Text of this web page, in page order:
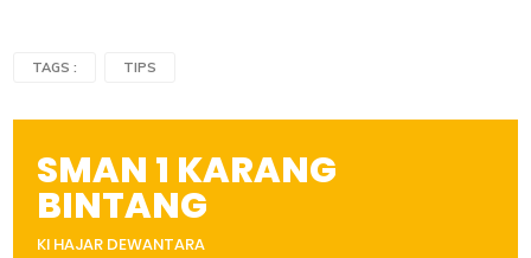
TAGS : TIPS
SMAN 1 KARANG
BINTANG
KI HAJAR DEWANTARA